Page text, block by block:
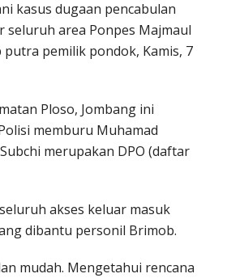
kasus dugaan pencabulan
seluruh area Ponpes Majmaul
pemilik pondok, Kamis, 7
Ploso, Jombang ini
memburu Muhamad
merupakan DPO (daftar
akses keluar masuk
dibantu personil Brimob.
mudah. Mengetahui rencana